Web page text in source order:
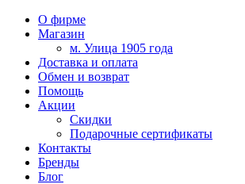
О фирме
Магазин
м. Улица 1905 года
Доставка и оплата
Обмен и возврат
Помощь
Акции
Скидки
Подарочные сертификаты
Контакты
Бренды
Блог